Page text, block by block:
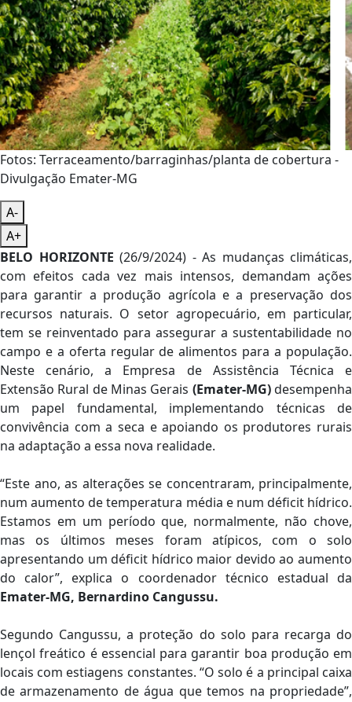
Fotos: Terraceamento/barraginhas/planta de cobertura -
Divulgação Emater-MG
A-
A+
BELO HORIZONTE (26/9/2024) - As mudanças climáticas,
com efeitos cada vez mais intensos, demandam ações
para garantir a produção agrícola e a preservação dos
recursos naturais. O setor agropecuário, em particular,
tem se reinventado para assegurar a sustentabilidade no
campo e a oferta regular de alimentos para a população.
Neste cenário, a Empresa de Assistência Técnica e
Extensão Rural de Minas Gerais (Emater-MG)desempenha
um papel fundamental, implementando técnicas de
convivência com a seca e apoiando os produtores rurais
na adaptação a essa nova realidade.
“Este ano, as alterações se concentraram, principalmente,
num aumento de temperatura média e num déficit hídrico.
Estamos em um período que, normalmente, não chove,
mas os últimos meses foram atípicos, com o solo
apresentando um déficit hídrico maior devido ao aumento
do calor”, explica o coordenador técnico estadual da
Emater-MG, Bernardino Cangussu.
Segundo Cangussu, a proteção do solo para recarga do
lençol freático é essencial para garantir boa produção em
locais com estiagens constantes. “O solo é a principal caixa
de armazenamento de água que temos na propriedade”,